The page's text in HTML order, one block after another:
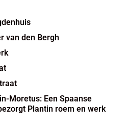
van den Bergh
Moretus: Een Spaanse
Plantin roem en werk